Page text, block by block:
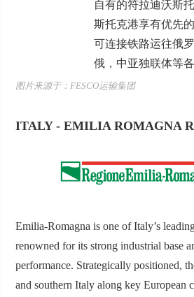
自有的符拉迪沃斯
斯托克港享有优先
可连接铁路运往俄
俄，中亚独联体等各
图片来源于：FESCO运输集团
ITALY - EMILIA ROMAGNA
Emilia-Romagna is one of Italy’s
renowned for its strong industrial base
performance. Strategically positioned,
and southern Italy along key European